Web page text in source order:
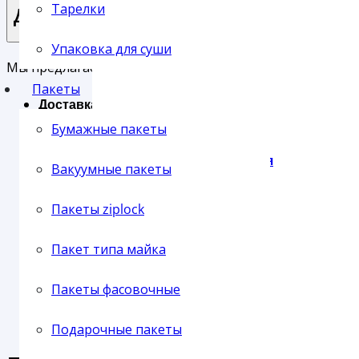
Пленка упаковочная
Пленка паллетная
Тарелки
Упаковка для суши
Пакеты
Бумажные пакеты
Вакуумные пакеты
Пакеты ziplock
Пакет типа майка
Пакеты фасовочные
Подарочные пакеты
Доставка
Мы предлагаем своим клиентам три основных типа
Доставка службой СервисПак
Самовывоз с нашего склада